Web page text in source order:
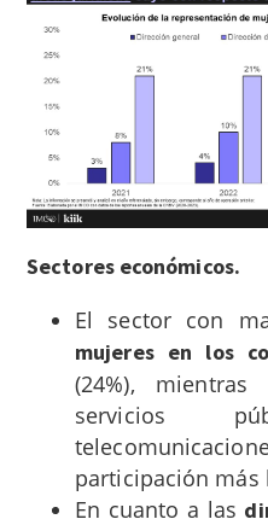
Sectores económicos.
El sector con
mujeres en los
(24%),
servicios
participación más
En cuanto a las